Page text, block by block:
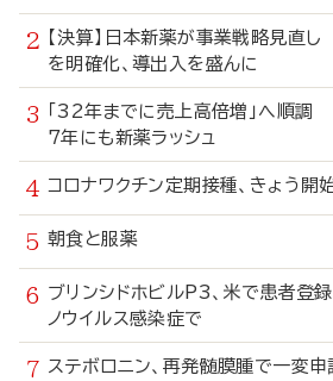
【決算】日本新薬が事業戦略見
を明確化、導出入を盛んに
「32年までに売上高倍増」へ順調
7年にも新薬ラッシュ
コロナワクチン定期接種、きょ
朝食と服薬
ブリンシドホビルP3、米で患者登
ノウイルス感染症で
ステボロニン、再発髄膜腫で一変